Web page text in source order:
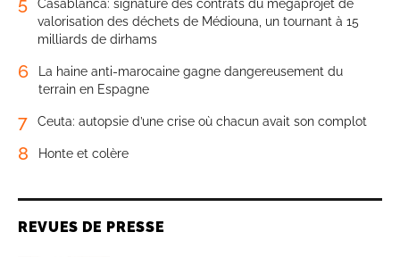
Casablanca: signature des contrats du mégaprojet de
valorisation des déchets de Médiouna, un tournant à 15
milliards de dirhams
6
La haine anti-marocaine gagne dangereusement du
terrain en Espagne
7 Ceuta: autopsie d’une crise où chacun avait son complot
8 Honte et colère
REVUES DE PRESSE